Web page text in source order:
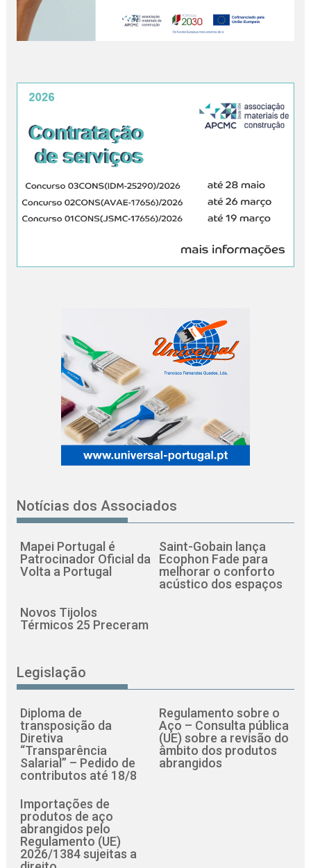
Notícias dos Associados
Mapei Portugal é
Patrocinador Oficial da
Volta a Portugal
Saint-Gobain lança
Ecophon Fade para
melhorar o conforto
acústico dos espaços
Novos Tijolos
Térmicos 25 Preceram
Legislação
Diploma de
transposição da
Diretiva
“Transparência
Salarial” – Pedido de
contributos até 18/8
Regulamento sobre o
Aço – Consulta pública
(UE) sobre a revisão do
âmbito dos produtos
abrangidos
Importações de
produtos de aço
abrangidos pelo
Regulamento (UE)
2026/1384 sujeitas a